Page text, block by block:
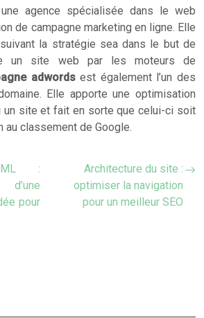
agence spécialisée dans le web
de campagne marketing en ligne. Elle
la stratégie sea dans le but de
un site web par les moteurs de
adwordsest également l’un des
Elle apporte une optimisation
un site et fait en sorte que celui-ci soit
classement de Google.
:
pour
Architecture du site :
optimiser la navigation
pour un meilleur SEO